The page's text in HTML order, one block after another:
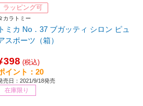
ラッピング可
カラトミー
トミカ No．37 ブガッティ シロン ピュ
スポーツ（箱）
(税込)
イント：20
売日：2021/9/18発売
在庫限り